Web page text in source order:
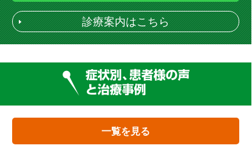
診療案内はこちら
一覧を見る